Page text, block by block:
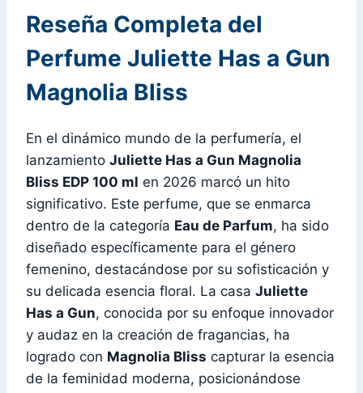
Reseña Completa del
Perfume Juliette Has a Gun
Magnolia Bliss
En el dinámico mundo de la perfumería, el
lanzamiento Juliette Has a Gun Magnolia
Bliss EDP 100 ml en 2026 marcó un hito
significativo. Este perfume, que se enmarca
dentro de la categoría Eau de Parfum, ha sido
diseñado específicamente para el género
femenino, destacándose por su sofisticación y
su delicada esencia floral. La casa Juliette
Has a Gun, conocida por su enfoque innovador
y audaz en la creación de fragancias, ha
logrado con Magnolia Bliss capturar la esencia
de la feminidad moderna, posicionándose